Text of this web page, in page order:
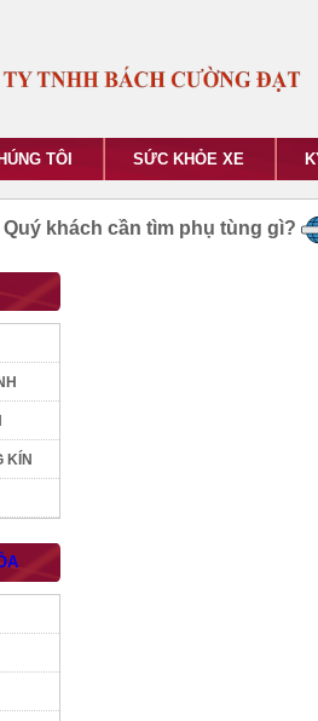
TÔI SỨC KHỎE XE
Quý khách cần tìm phụ tùng gì?
KÍN